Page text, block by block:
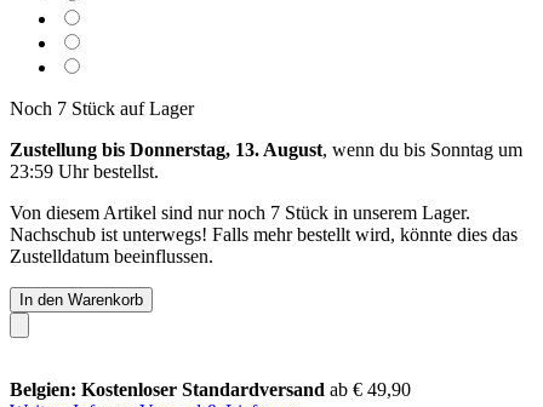
Noch 7 Stück auf Lager
Zustellung bis Donnerstag, 13. August, wenn du bis Sonntag um
23:59 Uhrbestellst.
Von diesem Artikel sind nur noch 7 Stück in unserem Lager.
Nachschub ist unterwegs! Falls mehr bestellt wird, könnte dies das
Zustelldatum beeinflussen.
In den Warenkorb
Belgien: Kostenloser Standardversand ab € 49,90